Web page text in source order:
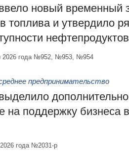
новый временный
топлива и утвердило
нефтепродуктов
2026 года №952, №953, №954
предпринимательство
на поддержку бизнеса
года №2031-р